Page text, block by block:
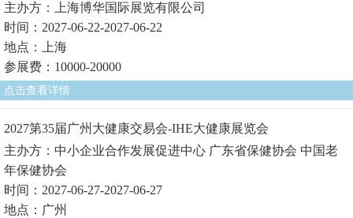
主办方：上海博华国际展览有限公司
时间：2027-06-22-2027-06-22
地点：上海
参展费：10000-20000
点击查看详情
2027第35届广州大健康交易会-IHE大健康展览会
主办方：中小企业合作发展促进中心 广东省保健协会 中国老
年保健协会
时间：2027-06-27-2027-06-27
地点：广州